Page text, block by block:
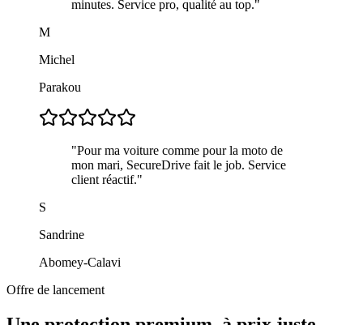
minutes. Service pro, qualité au top."
M
Michel
Parakou
"Pour ma voiture comme pour la moto de
mon mari, SecureDrive fait le job. Service
client réactif."
S
Sandrine
Abomey-Calavi
Offre de lancement